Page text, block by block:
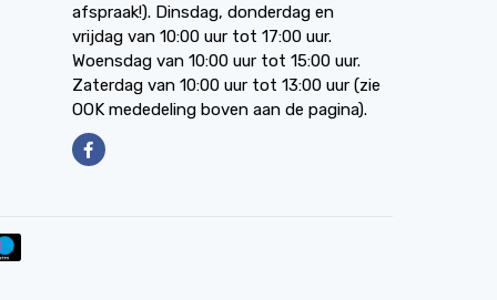
afspraak!). Dinsdag, donderdag en
vrijdag van 10:00 uur tot 17:00 uur.
Woensdag van 10:00 uur tot 15:00 uur.
Zaterdag van 10:00 uur tot 13:00 uur (zie
OOK mededeling boven aan de pagina).